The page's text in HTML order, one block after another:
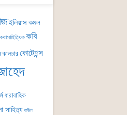
ইলিয়াস কমল
কথাসাহিত্যিক কবি
কালচারকোটেশন্স
ধারাবাহিক
সাহিত্য বাউল